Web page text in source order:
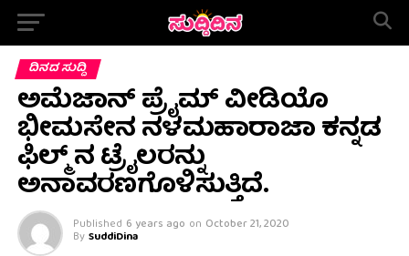
ದಿನದ ಸುದ್ದಿ
ಅಮೆಜಾನ್ ಪ್ರೈಮ್ ವೀಡಿಯೊ
ಭೀಮಸೇನ ನಳಮಹಾರಾಜಾ ಕನ್ನಡ
ಫಿಲ್ಮ್ ನ ಟ್ರೈಲರನ್ನು
ಅನಾವರಣಗೊಳಿಸುತ್ತಿದೆ.
Published 6 years ago on October 21, 2020
By SuddiDina